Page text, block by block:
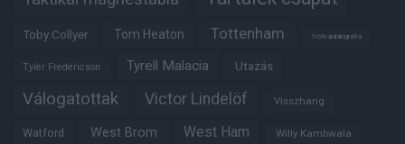
Toby Collyer Tom Heaton Tottenham Trófeabibliográfia
Tyler Fredericson Tyrell Malacia Utazás
Válogatottak Victor Lindelöf Visszhang
Watford West Brom West Ham Willy Kambwala